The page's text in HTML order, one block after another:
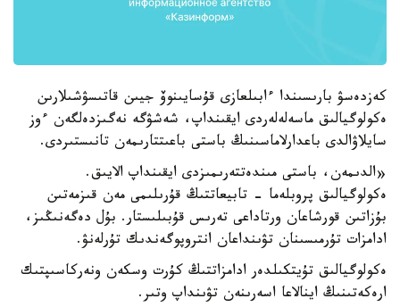
كەزدەسۋ بارىسىندا ءابىلعازى قۇسايىنوۆ جيىن قاتىسۋشىلارىن
ەكولوگيالىق ماسەلەلەردى ايقىنداپ، شەشۋگە نەگىزدەلگەن ءوز
سايلاۋالدى باعدارلاماسىنىڭ باستى باعىتتارىمەن تانىستىردى.
«الدىمەن، باستى مىندەتتەرىمىزدى ايقىنداپ الايىق.
ەكولوگيالىق پروبلەما - تابيعاتتىڭ قۇرىلىمى مەن قىزمەتىن
بۇزاتىن قورشاعان ورتاداعى تەرىس قۇبىلىستار. بۇل دەگەنىڭىز،
ادامزات تۇرمىسىنان تۋىنداعان انتروپوگەندىك تۇرلەنۋ.
ەكولوگيالىق تۇيتكىلدەر ادامزاتتىڭ كۇرت وسكەن ونەركاسىپتىك
ارەكەتىنىڭ اينالاعا اسەرىنەن تۋىنداپ وتىر.